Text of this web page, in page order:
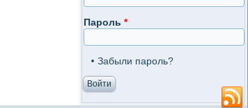
Пароль *
Забыли пароль?